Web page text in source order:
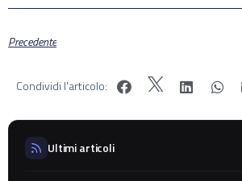
Precedente
Condividi l'articolo:
Ultimi articoli